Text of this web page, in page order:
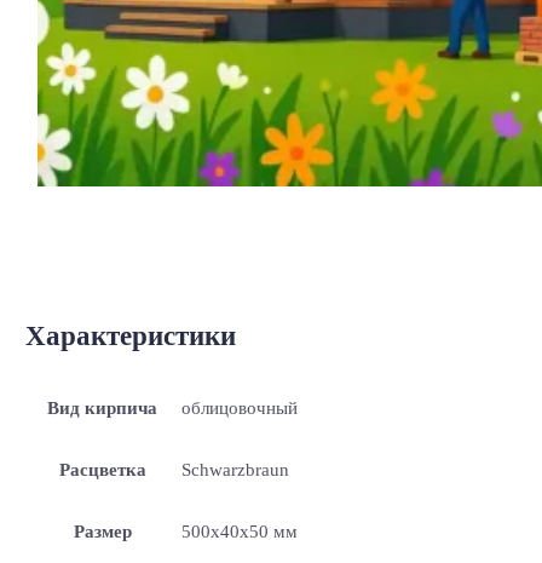
Характеристики
Вид кирпича облицовочный
Расцветка Schwarzbraun
Размер 500x40x50 мм